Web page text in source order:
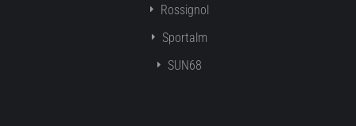
Rossignol
Sportalm
SUN68